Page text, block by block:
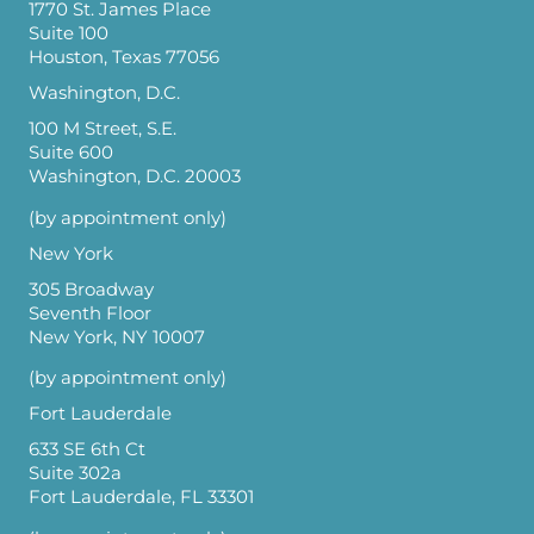
1770 St. James Place
Suite 100
Houston, Texas 77056
Washington, D.C.
100 M Street, S.E.
Suite 600
Washington, D.C. 20003
(by appointment only)
New York
305 Broadway
Seventh Floor
New York, NY 10007
(by appointment only)
Fort Lauderdale
633 SE 6th Ct
Suite 302a
Fort Lauderdale, FL 33301